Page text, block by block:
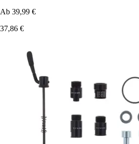
Ab 39,99 €
37,86 €